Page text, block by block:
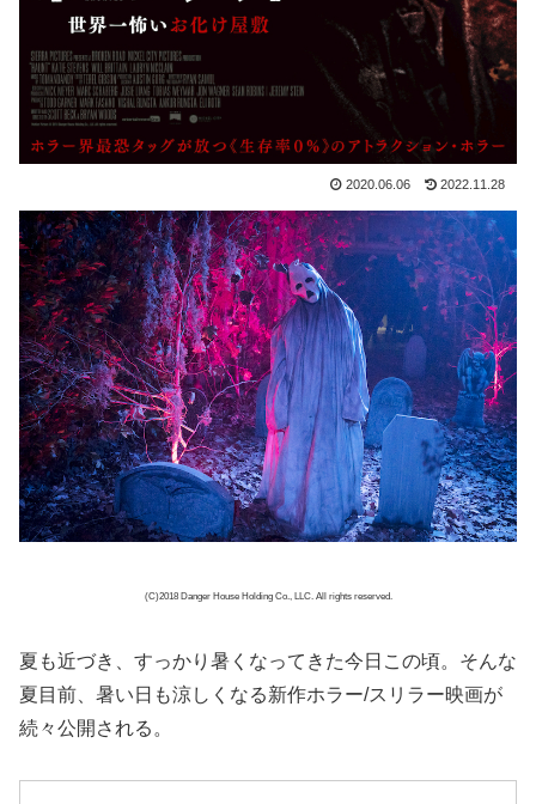
2020.06.06 2022.11.28
(C)2018 Danger House Holding Co., LLC. All rights reserved.
夏も近づき、すっかり暑くなってきた今日この頃。そんな
夏目前、暑い日も涼しくなる新作ホラー/スリラー映画が
続々公開される。